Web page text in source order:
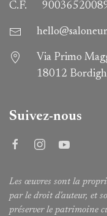
C.F.
Via Primo
18012
Suivez-nous
Les œuvres sont la
par le droit d'auteur, et
préserver le patrimoine